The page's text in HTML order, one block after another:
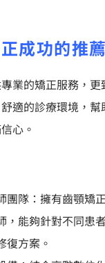
成功的推
業的矯正服務，
適的診療環境，
心。
團隊：擁有齒顎矯
，能夠針對不同患
復方案。